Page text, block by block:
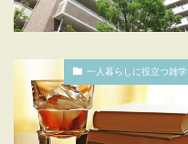
一人暮らしに役立つ雑学